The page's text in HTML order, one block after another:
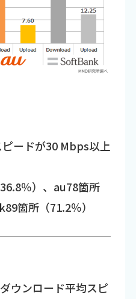
ードが30 Mbps以上
％）、au78箇所
箇所（71.2％）
ウンロード平均スピ